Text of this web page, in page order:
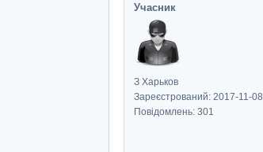
Учасник
З Харьков
Зареєстрований: 2017-11-08
Повідомлень: 301